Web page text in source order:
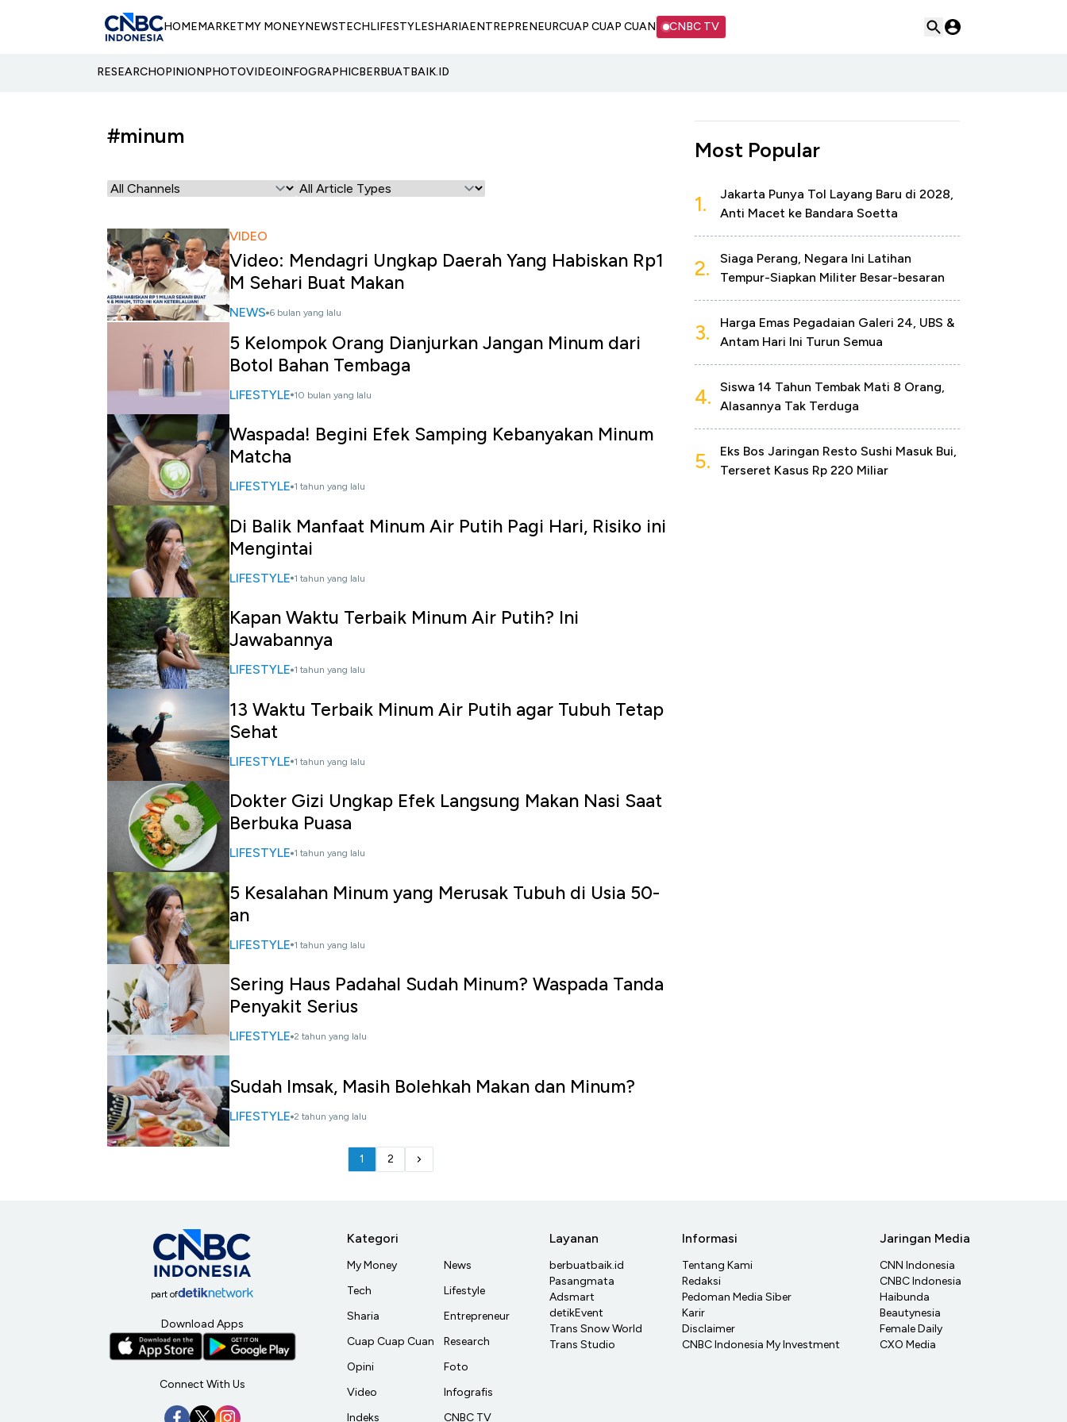
HOMEMARKETMY MONEYNEWSTECHLIFESTYLESHARIAENTREPRENEURCUAP CUAP CUAN CNBC TV
RESEARCHOPINIONPHOTOVIDEOINFOGRAPHICBERBUATBAIK.ID
#minum
VIDEO
Video: Mendagri Ungkap Daerah Yang Habiskan Rp1
M Sehari Buat Makan
NEWS 6 bulan yang lalu
5 Kelompok Orang Dianjurkan Jangan Minum dari
Botol Bahan Tembaga
LIFESTYLE 10 bulan yang lalu
Waspada! Begini Efek Samping Kebanyakan Minum
Matcha
LIFESTYLE 1 tahun yang lalu
Di Balik Manfaat Minum Air Putih Pagi Hari, Risiko ini
Mengintai
LIFESTYLE 1 tahun yang lalu
Kapan Waktu Terbaik Minum Air Putih? Ini
Jawabannya
LIFESTYLE 1 tahun yang lalu
13 Waktu Terbaik Minum Air Putih agar Tubuh Tetap
Sehat
LIFESTYLE 1 tahun yang lalu
Dokter Gizi Ungkap Efek Langsung Makan Nasi Saat
Berbuka Puasa
LIFESTYLE 1 tahun yang lalu
5 Kesalahan Minum yang Merusak Tubuh di Usia 50-
an
LIFESTYLE 1 tahun yang lalu
Sering Haus Padahal Sudah Minum? Waspada Tanda
Penyakit Serius
LIFESTYLE 2 tahun yang lalu
Sudah Imsak, Masih Bolehkah Makan dan Minum?
LIFESTYLE 2 tahun yang lalu
1 2
Most Popular
1.
Jakarta Punya Tol Layang Baru di 2028,
Anti Macet ke Bandara Soetta
2.
Siaga Perang, Negara Ini Latihan
Tempur-Siapkan Militer Besar-besaran
3.
Harga Emas Pegadaian Galeri 24, UBS &
Antam Hari Ini Turun Semua
4.
Siswa 14 Tahun Tembak Mati 8 Orang,
Alasannya Tak Terduga
5.
Eks Bos Jaringan Resto Sushi Masuk Bui,
Terseret Kasus Rp 220 Miliar
part of
Download Apps
Connect With Us
Kategori
My Money
Tech
Sharia
Cuap Cuap Cuan
Opini
Video
Indeks
News
Lifestyle
Entrepreneur
Research
Foto
Infografis
CNBC TV
Layanan
berbuatbaik.id
Pasangmata
Adsmart
detikEvent
Trans Snow World
Trans Studio
Informasi
Tentang Kami
Redaksi
Pedoman Media Siber
Karir
Disclaimer
CNBC Indonesia My Investment
Jaringan Media
CNN Indonesia
CNBC Indonesia
Haibunda
Beautynesia
Female Daily
CXO Media